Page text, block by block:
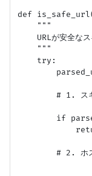
def
    """
URLが安全なス
    """
    try:
# 1. ス
if
# 2. ホス